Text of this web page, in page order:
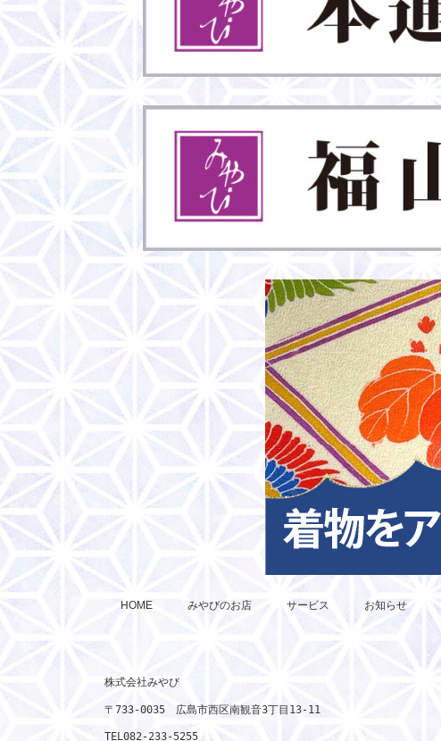
HOME みやびのお店 サービス お知らせ
株式会社みやび
〒733-0035　広島市西区南観音3丁目13-11
TEL082-233-5255